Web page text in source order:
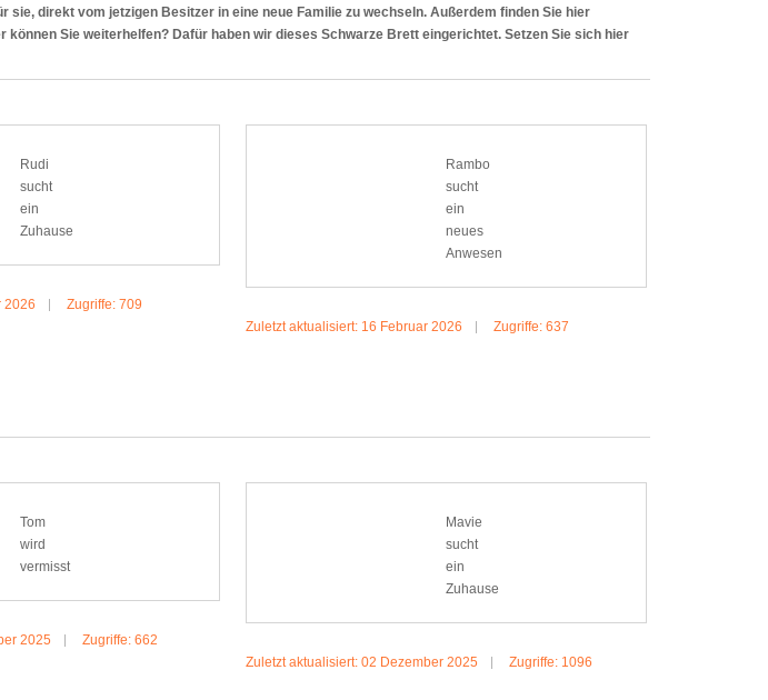
direkt vom jetzigen Besitzer in eine neue Familie zu wechseln. Außerdem finden Sie hier
Sie weiterhelfen? Dafür haben wir dieses Schwarze Brett eingerichtet. Setzen Sie sich hier
Rudi
sucht
ein
Zuhause
2026 Zugriffe: 709
Rambo
sucht
ein
neues
Anwesen
Zuletzt aktualisiert: 16 Februar 2026 Zugriffe: 637
Tom
wird
vermisst
2025 Zugriffe: 662
Mavie
sucht
ein
Zuhause
Zuletzt aktualisiert: 02 Dezember 2025 Zugriffe: 1096